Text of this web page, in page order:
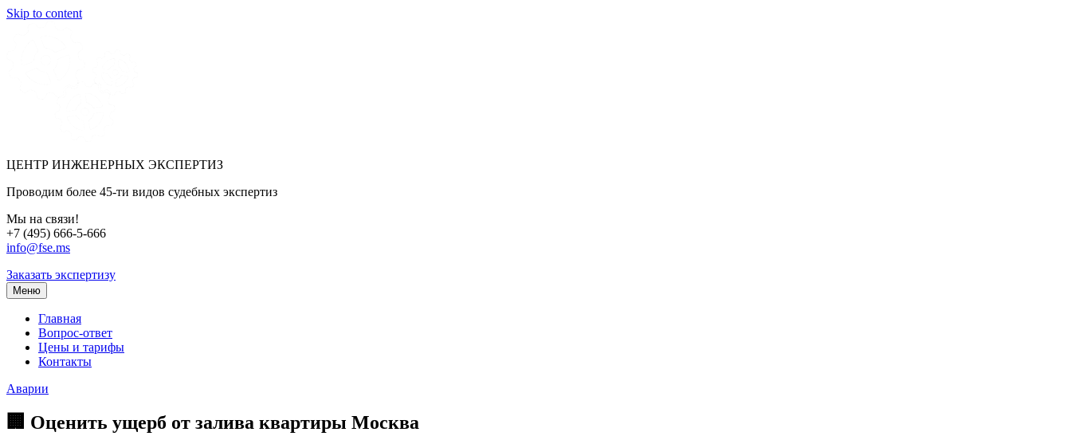
Skip to content
ЦЕНТР ИНЖЕНЕРНЫХ ЭКСПЕРТИЗ
Проводим более 45-ти видов судебных экспертиз
Мы на связи!
+7 (495) 666-5-666
info@fse.ms
Заказать экспертизу
Меню
Главная
Вопрос-ответ
Цены и тарифы
Контакты
Аварии
🏢 Оценить ущерб от залива квартиры Москва